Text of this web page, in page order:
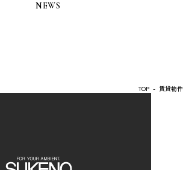
NEWS
TOP - 賃貸物件